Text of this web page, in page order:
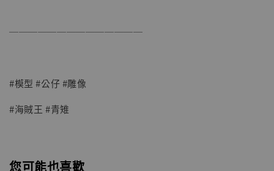
──────────────
#模型 #公仔 #雕像
#海賊王 #青雉
您可能也喜歡